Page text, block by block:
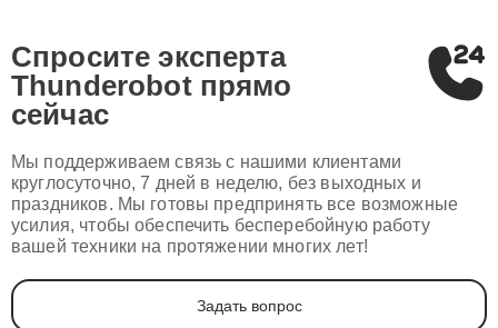
Спросите эксперта
Thunderobot прямо
сейчас
Мы поддерживаем связь с нашими клиентами
круглосуточно, 7 дней в неделю, без выходных и
праздников. Мы готовы предпринять все возможные
усилия, чтобы обеспечить бесперебойную работу
вашей техники на протяжении многих лет!
Задать вопрос